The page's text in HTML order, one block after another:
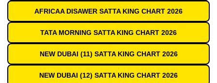
AFRICAA DISAWER SATTA KING CHART 2026
TATA MORNING SATTA KING CHART 2026
NEW DUBAI (11) SATTA KING CHART 2026
NEW DUBAI (12) SATTA KING CHART 2026